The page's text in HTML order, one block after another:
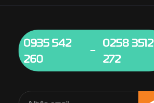
0935 542
260
0258 3512
272